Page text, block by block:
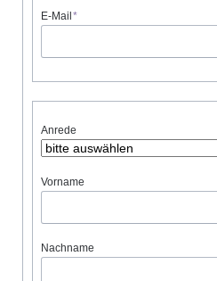
Pflichtfeld
E-Mail *
Anrede
Vorname
Nachname